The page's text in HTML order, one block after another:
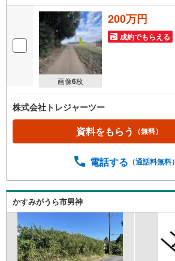
画像6枚
200万円
成約でもらえる
株式会社トレジャーツー
資料をもらう （無料）
電話する （通話料無料）
かすみがうら市男神